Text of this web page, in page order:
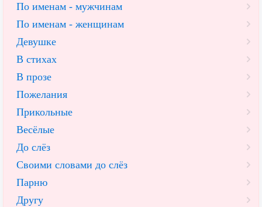
По именам - мужчинам
По именам - женщинам
Девушке
В стихах
В прозе
Пожелания
Прикольные
Весёлые
До слёз
Своими словами до слёз
Парню
Другу